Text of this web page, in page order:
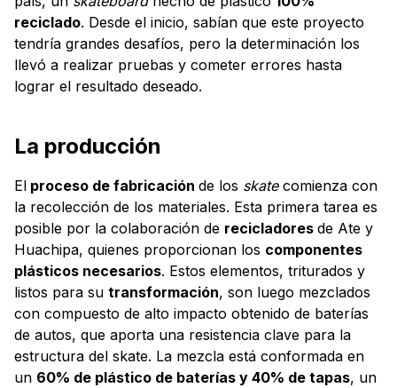
reciclado. Desde el inicio, sabían que este proyecto
tendría grandes desafíos, pero la determinación los
llevó a realizar pruebas y cometer errores hasta
lograr el resultado deseado.
La producción
El proceso de fabricación de los skate comienza con
la recolección de los materiales. Esta primera tarea es
posible por la colaboración de recicladores de Ate y
Huachipa, quienes proporcionan los componentes
plásticos necesarios. Estos elementos, triturados y
listos para su transformación, son luego mezclados
con compuesto de alto impacto obtenido de baterías
de autos, que aporta una resistencia clave para la
estructura del skate. La mezcla está conformada en
un 60% de plástico de baterías y 40% de tapas, un